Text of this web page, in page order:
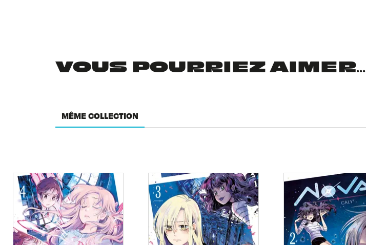
VOUS POURRIEZ AIMER...
MÊME COLLECTION